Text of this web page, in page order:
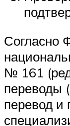
Согласно
№ 161
переводы
перевод